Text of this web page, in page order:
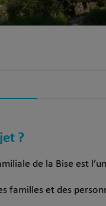
?
de la Bise est
familles et des